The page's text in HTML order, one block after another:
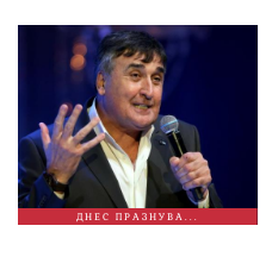
ДНЕС ПРАЗНУВА...